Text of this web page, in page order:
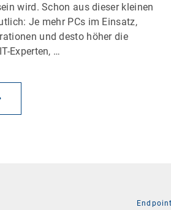
wird. Schon aus dieser kleinen
Je mehr PCs im Einsatz,
und desto höher die
Experten, …